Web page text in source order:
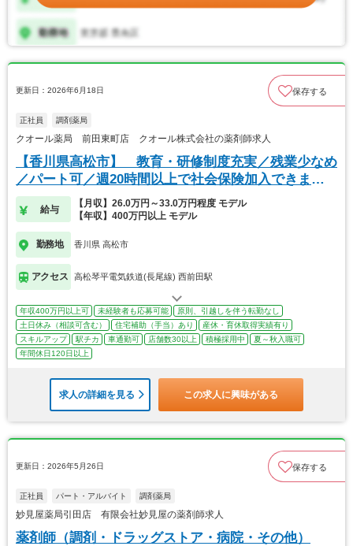
更新日：2026年6月18日 保存する
正社員 調剤薬局
クオール薬局 前田東町店 クオール株式会社の薬剤師求人
【香川県高松市】 教育・研修制度充実／残業少なめ
／パート可／週20時間以上で社会保険加入できま
す！
給与
【月収】26.0万円～33.0万円程度 モデル
【年収】400万円以上 モデル
勤務地 香川県 高松市
アクセス 高松琴平電気鉄道(長尾線) 西前田駅
年収400万円以上可 未経験者も応募可能
原則、引越しを伴う転勤なし
土日休み（相談可含む）
住宅補助（手当）あり
産休・育休取得実績有り
スキルアップ
駅チカ 車通勤可 店舗数30以上 積極採用中
夏～秋入職可
年間休日120日以上
求人の詳細を見る この求人に興味がある
更新日：2026年5月26日 保存する
正社員 パート・アルバイト 調剤薬局
妙見屋薬局引田店 有限会社妙見屋の薬剤師求人
薬剤師（調剤・ドラッグストア・病院・その他）